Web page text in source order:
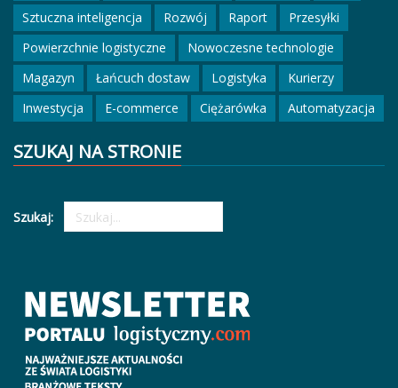
Sztuczna inteligencja
Rozwój Raport
Przesyłki
Powierzchnie logistyczne
Nowoczesne technologie
Magazyn
Łańcuch dostaw Logistyka
Kurierzy
Inwestycja
E-commerce Ciężarówka Automatyzacja
SZUKAJ NA STRONIE
Szukaj: